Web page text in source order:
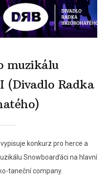
muzikálu
(Divadlo Radka
konkurz pro herce a
Snowboarďáci na hlavní
taneční company.